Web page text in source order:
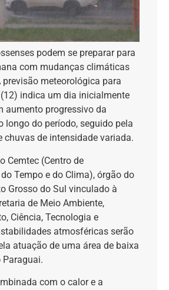
podem se preparar para
com mudanças climáticas
meteorológica para
indica um dia inicialmente
aumento progressivo da
longo do período, seguido pela
chuvas de intensidade variada.
Cemtec (Centro de
Tempo e do Clima), órgão do
Grosso do Sul vinculado à
de Meio Ambiente,
Ciência, Tecnologia e
atmosféricas serão
atuação de uma área de baixa
Paraguai.
com o calor e a